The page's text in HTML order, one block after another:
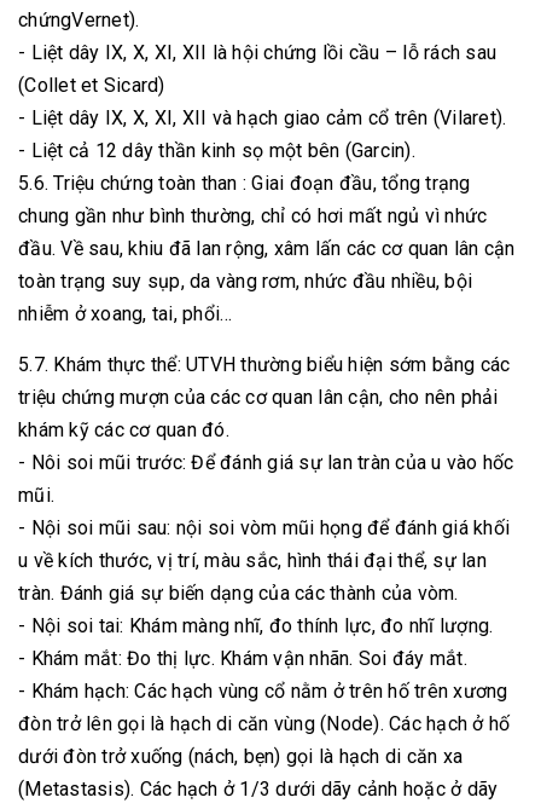
chứngVernet).
- Liệt dây IX, X, XI, XII là hội chứng lồi cầu – lỗ rách sau
(Collet et Sicard)
- Liệt dây IX, X, XI, XII và hạch giao cảm cổ trên (Vilaret).
- Liệt cả 12 dây thần kinh sọ một bên (Garcin).
5.6. Triệu chứng toàn than : Giai đoạn đầu, tổng trạng
chung gần như bình thường, chỉ có hơi mất ngủ vì nhức
đầu. Về sau, khiu đã lan rộng, xâm lấn các cơ quan lân cận
toàn trạng suy sụp, da vàng rơm, nhức đầu nhiều, bội
nhiễm ở xoang, tai, phổi…
5.7. Khám thực thể: UTVH thường biểu hiện sớm bằng các
triệu chứng mượn của các cơ quan lân cận, cho nên phải
khám kỹ các cơ quan đó.
- Nôi soi mũi trước: Để đánh giá sự lan tràn của u vào hốc
mũi.
- Nội soi mũi sau: nội soi vòm mũi họng để đánh giá khối
u về kích thước, vị trí, màu sắc, hình thái đại thể, sự lan
tràn. Đánh giá sự biến dạng của các thành của vòm.
- Nội soi tai: Khám màng nhĩ, đo thính lực, đo nhĩ lượng.
- Khám mắt: Đo thị lực. Khám vận nhãn. Soi đáy mắt.
- Khám hạch: Các hạch vùng cổ nằm ở trên hố trên xương
đòn trở lên gọi là hạch di căn vùng (Node). Các hạch ở hố
dưới đòn trở xuống (nách, bẹn) gọi là hạch di căn xa
(Metastasis). Các hạch ở 1/3 dưới dãy cảnh hoặc ở dãy